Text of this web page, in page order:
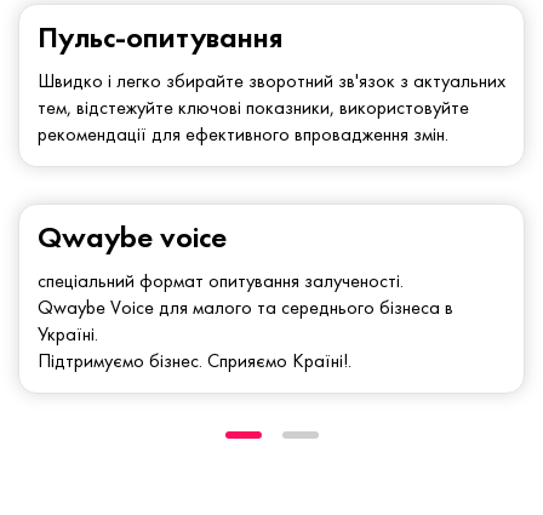
Qwaybe voice
спеціальний формат опитування залученості.
Qwaybe Voice для малого та середнього бізнеса в
Україні.
Підтримуємо бізнес. Сприяємо Країні!.
Пульс-опитування
Швидко і легко збирайте зворотний зв'язок з актуальних
тем, відстежуйте ключові показники, використовуйте
рекомендації для ефективного впровадження змін.